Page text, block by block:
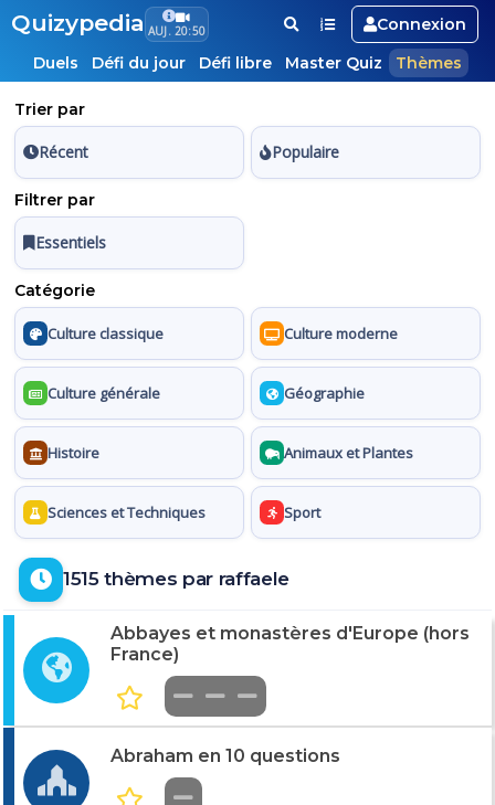
Quizypedia AUJ. 20:50
Connexion
Duels
Défi du jour Défi libre Master Quiz Thèmes
Trier par
Récent Populaire
Filtrer par
Essentiels
Catégorie
Culture classique Culture moderne
Culture générale Géographie
Histoire Animaux et Plantes
Sciences et Techniques Sport
1515 thèmes par raffaele
Abbayes et monastères d'Europe (hors
France)
Abraham en 10 questions